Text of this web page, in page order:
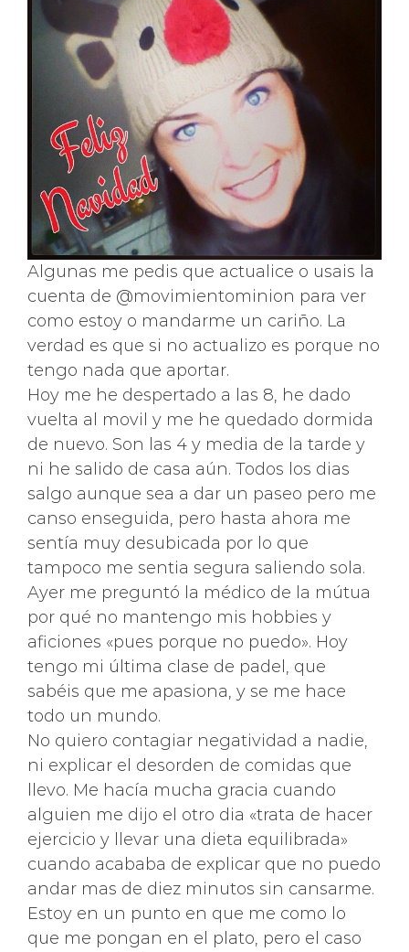
Algunas me pedis que actualice o usais la
cuenta de @movimientominion para ver
como estoy o mandarme un cariño. La
verdad es que si no actualizo es porque no
tengo nada que aportar.
Hoy me he despertado a las 8, he dado
vuelta al movil y me he quedado dormida
de nuevo. Son las 4 y media de la tarde y
ni he salido de casa aún. Todos los dias
salgo aunque sea a dar un paseo pero me
canso enseguida, pero hasta ahora me
sentía muy desubicada por lo que
tampoco me sentia segura saliendo sola.
Ayer me preguntó la médico de la mútua
por qué no mantengo mis hobbies y
aficiones «pues porque no puedo». Hoy
tengo mi última clase de padel, que
sabéis que me apasiona, y se me hace
todo un mundo.
No quiero contagiar negatividad a nadie,
ni explicar el desorden de comidas que
llevo. Me hacía mucha gracia cuando
alguien me dijo el otro dia «trata de hacer
ejercicio y llevar una dieta equilibrada»
cuando acababa de explicar que no puedo
andar mas de diez minutos sin cansarme.
Estoy en un punto en que me como lo
que me pongan en el plato, pero el caso